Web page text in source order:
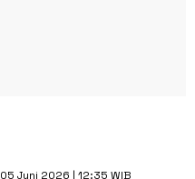
05 Juni 2026 | 12:35 WIB